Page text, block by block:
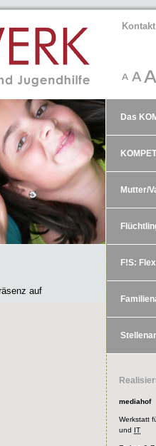
Kontakt
Das
Mutter/
F!S:
mediahof
Werkstatt
und IT
auf